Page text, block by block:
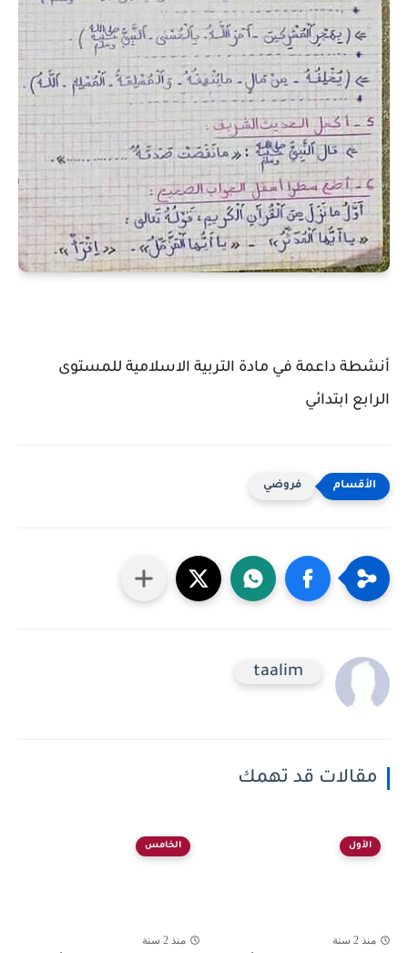
أنشطة داعمة في مادة التربية الاسلامية للمستوى
الرابع ابتدائي
فروضي
taalim
مقالات قد تهمك
الأول
منذ 2 سنة
الخامس
منذ 2 سنة